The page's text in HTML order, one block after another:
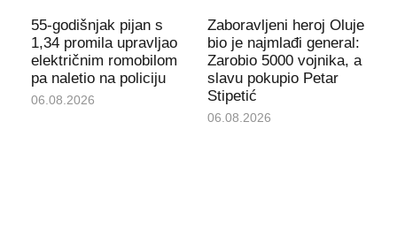
55-godišnjak pijan s
1,34 promila upravljao
električnim romobilom
pa naletio na policiju
06.08.2026
Zaboravljeni heroj Oluje
bio je najmlađi general:
Zarobio 5000 vojnika, a
slavu pokupio Petar
Stipetić
06.08.2026